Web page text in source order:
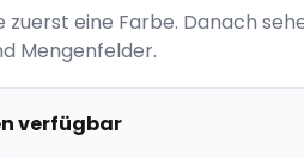
zuerst eine Farbe. Danach
Mengenfelder.
verfügbar